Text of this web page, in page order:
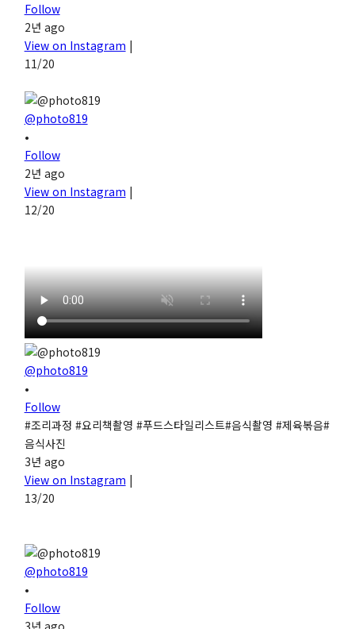
Follow
2년 ago
View on Instagram |
11/20
@photo819
•
Follow
2년 ago
View on Instagram |
12/20
@photo819
•
Follow
#조리과정 #요리책촬영 #푸드스타일리스트#음식촬영 #제육볶음#
음식사진
3년 ago
View on Instagram |
13/20
@photo819
•
Follow